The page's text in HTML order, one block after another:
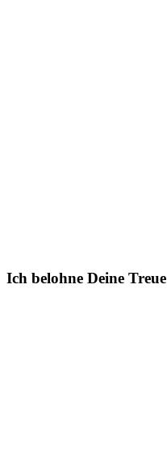
Ich belohne Deine